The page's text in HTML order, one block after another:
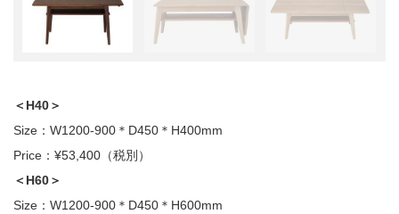
＜H40＞
Size：W1200-900＊D450＊H400mm
Price：¥53,400（税別）
＜H60＞
Size：W1200-900＊D450＊H600mm